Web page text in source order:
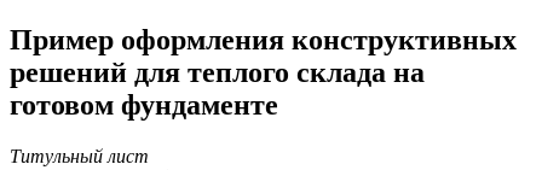
Пример оформления конструктивных
решений для теплого склада на
готовом фундаменте
Титульный лист